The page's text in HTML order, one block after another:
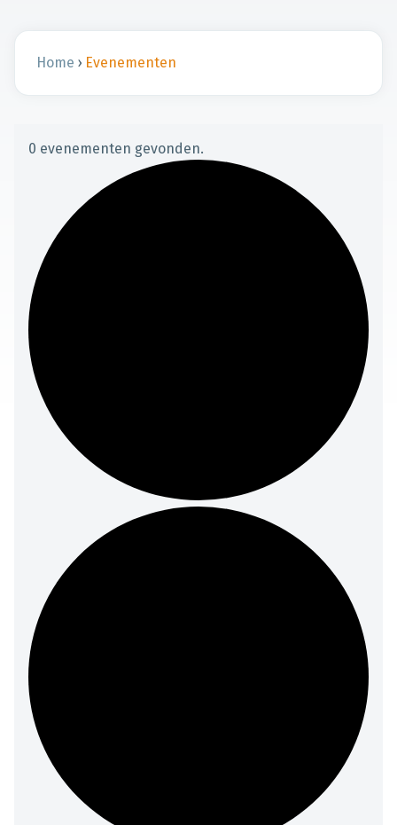
Home › Evenementen
0 evenementen gevonden.